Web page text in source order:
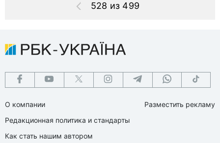
528 из 499
О компании
Редакционная политика и стандарты
Как стать нашим автором
Разместить рекламу